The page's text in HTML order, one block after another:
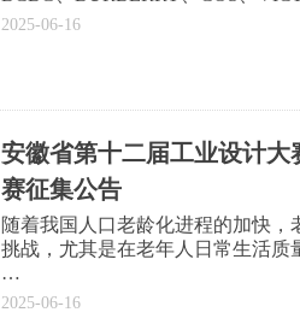
ANN TAYLOR等多个国际知名品
指导下，上海华翔羊毛衫有限公
服装设计比赛。
2025-06-16
安徽省第十二届工业设计
赛征集公告
随着我国人口老龄化进程的加快
挑战，尤其是在老年人日常生活质
卫浴空间作为老年人日常生活中
2025-06-16